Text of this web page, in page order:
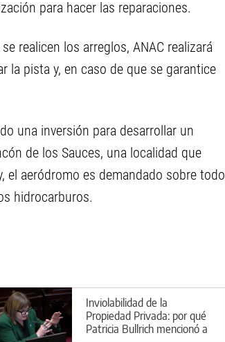
para hacer las reparaciones.
realicen los arreglos, ANAC realizará
la pista y, en caso de que se garantice
una inversión para desarrollar un
de los Sauces, una localidad que
el aeródromo es demandado sobre todo
hidrocarburos.
Inviolabilidad de la
Propiedad Privada: por qué
Patricia Bullrich mencionó a